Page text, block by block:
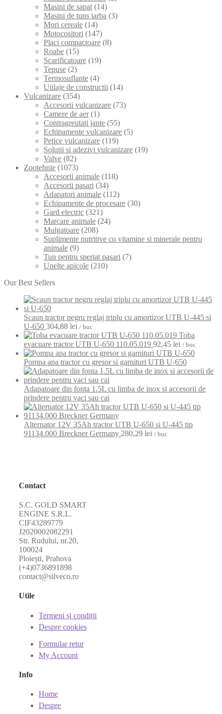
Masini de sapat (14)
Masini de tuns iarba (3)
Mori cereale (14)
Motocositori (147)
Placi compactoare (8)
Roabe (15)
Scarificatoare (19)
Tepuse (2)
Termosuflante (4)
Utilaje de constructii (14)
Vulcanizare (354)
Accesorii vulcanizare (73)
Camere de aer (1)
Contragreutati jante (55)
Echipamente vulcanizare (5)
Petice vulcanizare (119)
Solutii si adezivi vulcanizare (19)
Valve (82)
Zootehnie (1073)
Accesorii animale (118)
Accesorii pasari (34)
Adapatori animale (112)
Echipamente de procesare (30)
Gard electric (321)
Marcare animale (24)
Mulgatoare (208)
Suplimente nutritive cu vitamine si minerale pentru
animale (9)
Tun pentru speriat pasari (7)
Unelte apicole (210)
Our Best Sellers
Scaun tractor negru reglaj triplu cu amortizor UTB U-445 si
U-650 304,88 lei / buc
Toba
evacuare tractor UTB U-650 110.05.019 92,45 lei / buc
Pompa apa tractor cu gresor si garnituri UTB U-650
Adapatoare din fonta 1.5L cu limba de inox si accesorii de
prindere pentru vaci sau cai
Alternator 12V 35Ah tractor UTB U-650 si U-445 tip
91134.000 Breckner Germany 280,29 lei / buc
Contact
S.C. GOLD SMART
ENGINE S.R.L.
CIF43289779
J2020002082291
Str. Rudului, nr.20,
100024
Ploiești, Prahova
(+4)0736891898
contact@silveco.ro
Utile
Termeni și condiții
Despre cookies
Formular retur
My Account
Info
Home
Despre